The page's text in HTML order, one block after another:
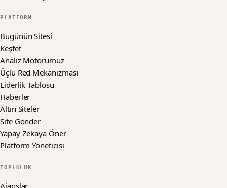
PLATFORM
Bugünün Sitesi
Keşfet
Analiz Motorumuz
Üçlü Red Mekanizması
Liderlik Tablosu
Haberler
Altın Siteler
Site Gönder
Yapay Zekaya Öner
Platform Yöneticisi
TOPLULUK